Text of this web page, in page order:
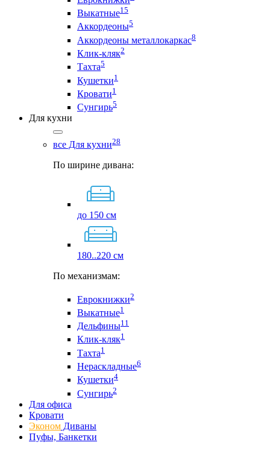
Выкатные15
Аккордеоны5
Аккордеоны металлокаркас8
Клик-кляк2
Тахта5
Кушетки1
Кровати1
Сунгирь5
Для кухни
все Для кухни28
По ширине дивана:
до 150 см
180..220 см
По механизмам:
Еврокнижки2
Выкатные1
Дельфины11
Клик-кляк1
Тахта1
Нераскладные6
Кушетки4
Сунгирь2
Для офиса
Кровати
Эконом Диваны
Пуфы, Банкетки